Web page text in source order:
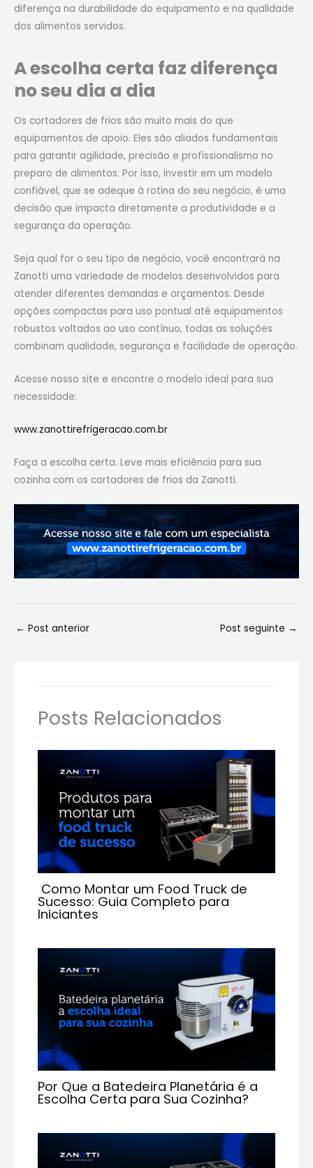
diferença na durabilidade do equipamento e na qualidade
dos alimentos servidos.
A escolha certa faz diferença
no seu dia a dia
Os cortadores de frios são muito mais do que
equipamentos de apoio. Eles são aliados fundamentais
para garantir agilidade, precisão e profissionalismo no
preparo de alimentos. Por isso, investir em um modelo
confiável, que se adeque à rotina do seu negócio, é uma
decisão que impacta diretamente a produtividade e a
segurança da operação.
Seja qual for o seu tipo de negócio, você encontrará na
Zanotti uma variedade de modelos desenvolvidos para
atender diferentes demandas e orçamentos. Desde
opções compactas para uso pontual até equipamentos
robustos voltados ao uso contínuo, todas as soluções
combinam qualidade, segurança e facilidade de operação.
Acesse nosso site e encontre o modelo ideal para sua
necessidade:
www.zanottirefrigeracao.com.br
Faça a escolha certa. Leve mais eficiência para sua
cozinha com os cortadores de frios da Zanotti.
← Post anterior Post seguinte →
Posts Relacionados
Como Montar um Food Truck de
Sucesso: Guia Completo para
Iniciantes
Por Que a Batedeira Planetária é a
Escolha Certa para Sua Cozinha?